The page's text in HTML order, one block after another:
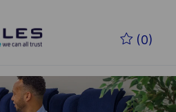
(0)